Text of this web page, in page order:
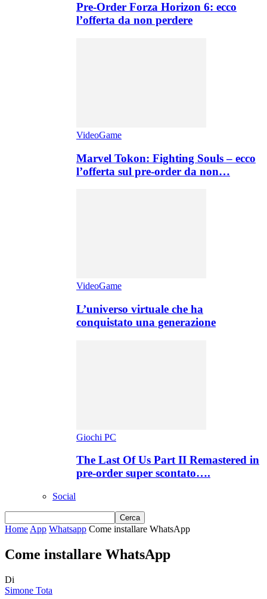
Pre-Order Forza Horizon 6: ecco
l’offerta da non perdere
VideoGame
Marvel Tokon: Fighting Souls – ecco
l’offerta sul pre-order da non…
VideoGame
L’universo virtuale che ha
conquistato una generazione
Giochi PC
The Last Of Us Part II Remastered in
pre-order super scontato….
Social
Home App Whatsapp Come installare WhatsApp
Come installare WhatsApp
Di
Simone Tota